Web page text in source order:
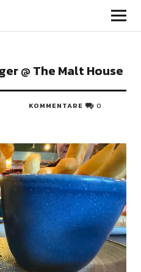
@ The Malt House
KOMMENTARE 0